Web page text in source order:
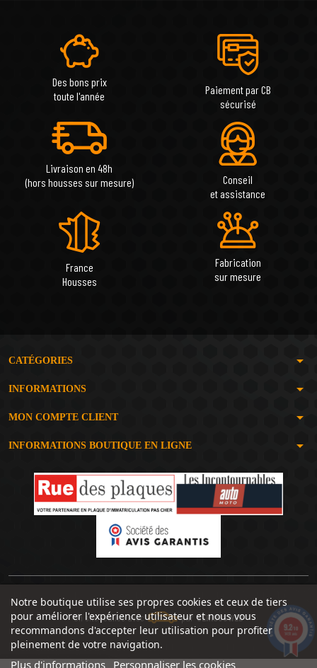
Des bons prix
toute l'année
Paiement par CB
sécurisé
Livraison en 48h
(hors housses sur mesure)
Conseil
et assistance
France
Housses
Fabrication
sur mesure
CATÉGORIES arrow_drop_down
INFORMATIONS arrow_drop_down
MON COMPTE CLIENT arrow_drop_down
INFORMATIONS BOUTIQUE EN LIGNE arrow_drop_down
Notre boutique utilise ses propres cookies et ceux de tiers
pour améliorer l'expérience utilisateur et nous vous
recommandons d'accepter leur utilisation pour profiter
pleinement de votre navigation.
Plus d'informations Personnaliser les cookies
Un site réalisé avec par SERIOUSWEB
9.2/10
1491 avis